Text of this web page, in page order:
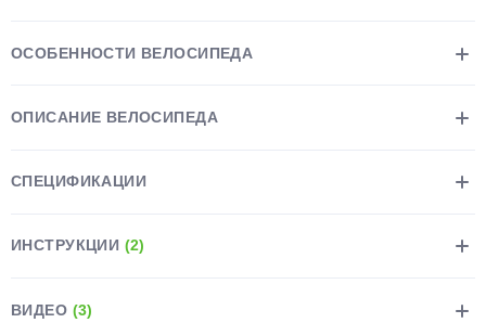
ОСОБЕННОСТИ ВЕЛОСИПЕДА
ОПИСАНИЕ ВЕЛОСИПЕДА
СПЕЦИФИКАЦИИ
ИНСТРУКЦИИ (2)
ВИДЕО (3)